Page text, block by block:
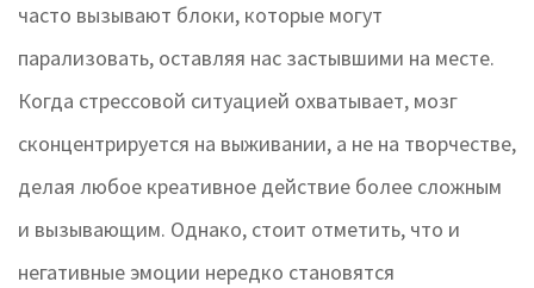
часто вызывают блоки, которые могут
парализовать, оставляя нас застывшими на месте.
Когда стрессовой ситуацией охватывает, мозг
сконцентрируется на выживании, а не на творчестве,
делая любое креативное действие более сложным
и вызывающим. Однако, стоит отметить, что и
негативные эмоции нередко становятся